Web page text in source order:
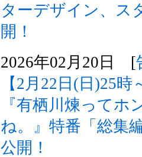
ターデザイン、ス
開！
2026年02月20日 [
【2月22日(日)25
『有栖川煉ってホ
ね。』特番「総集
公開！